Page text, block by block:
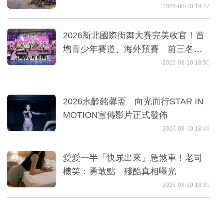
2026-08-10 19:47
2026新北國際街舞大賽完美收官！首
增青少年賽道、海外預賽 前三名赴
2026-08-10 18:50
2026永齡銘馨盃 向光而行STAR IN
MOTION宣傳影片正式發佈
2026-08-10 18:49
愛愛一半「快尿出來」急煞車！老司
機笑：勇敢點 殘酷真相曝光
2026-08-10 18:31